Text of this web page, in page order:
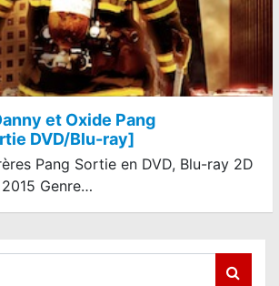
et Oxide Pang
DVD/Blu-ray]
Pang Sortie en DVD, Blu-ray 2D
Genre…